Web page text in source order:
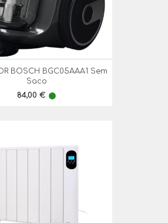
BOSCH BGC05AAA1 Sem
Saco
Preço
84,00 € lens